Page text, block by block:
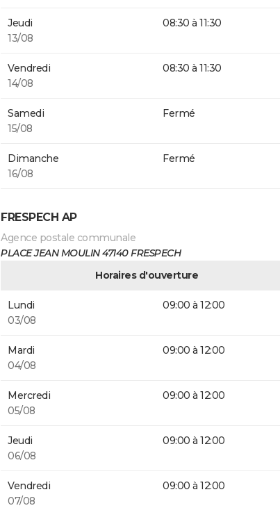
Jeudi
13/08
08:30 à 11:30
Vendredi
14/08
08:30 à 11:30
Samedi
15/08
Fermé
Dimanche
16/08
Fermé
FRESPECH AP
Agence postale communale
PLACE JEAN MOULIN 47140 FRESPECH
Horaires d'ouverture
Lundi
03/08
09:00 à 12:00
Mardi
04/08
09:00 à 12:00
Mercredi
05/08
09:00 à 12:00
Jeudi
06/08
09:00 à 12:00
Vendredi
07/08
09:00 à 12:00